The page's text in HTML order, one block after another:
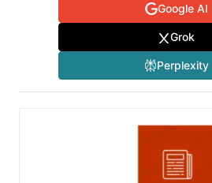
Google AI
Grok
Perplexity